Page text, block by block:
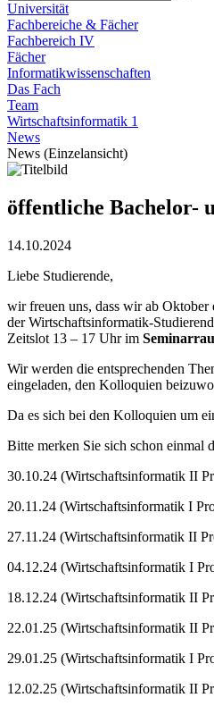
Universität
Fachbereiche & Fächer
Fachbereich IV
Fächer
Informatikwissenschaften
Das Fach
Team
Wirtschaftsinformatik 1
News
News (Einzelansicht)
öffentliche Bachelor-
14.10.2024
Liebe Studierende,
wir freuen uns, dass wir ab Oktober
der Wirtschaftsinformatik-
Zeitslot 13 – 17 Uhr im
Wir werden die entsprechenden
eingeladen, den Kolloquien
Da es sich bei den Kolloquien um
Bitte merken Sie sich schon einmal
30.10.24 (Wirtschaftsinformatik II
20.11.24 (Wirtschaftsinformatik I
27.11.24 (Wirtschaftsinformatik II
04.12.24 (Wirtschaftsinformatik I
18.12.24 (Wirtschaftsinformatik II
22.01.25 (Wirtschaftsinformatik II
29.01.25 (Wirtschaftsinformatik I
12.02.25 (Wirtschaftsinformatik II